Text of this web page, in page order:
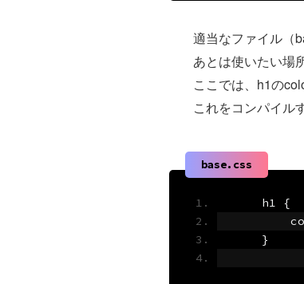
適当なファイル（
あとは使いたい場
ここでは、h1の
これをコンパイル
base.css
    h1
{
}